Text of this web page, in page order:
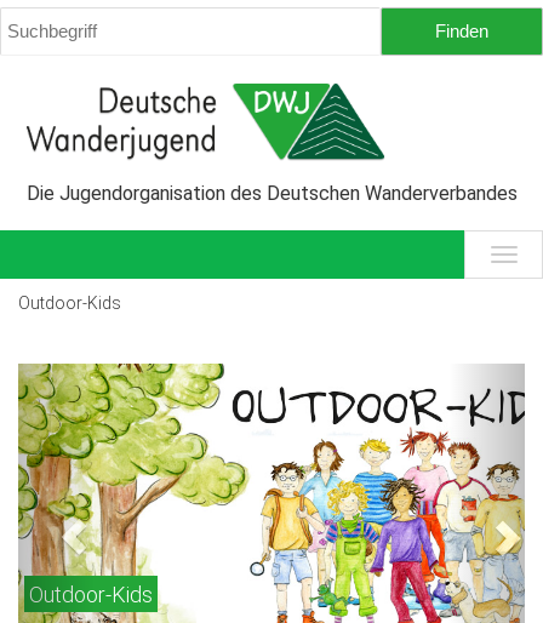
Die Jugendorganisation des Deutschen Wanderverbandes
Outdoor-Kids
Outdoor-Kids
Previous